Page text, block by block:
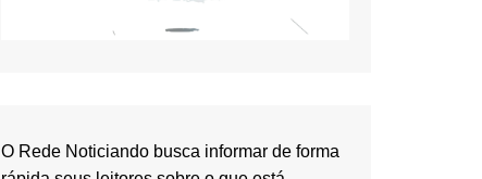
O Rede Noticiando busca informar de forma